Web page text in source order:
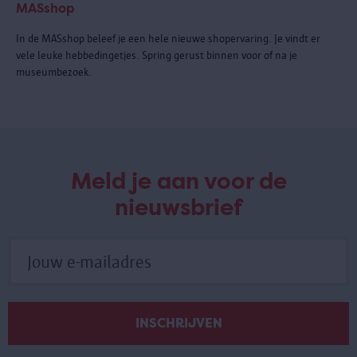
MASshop
In de MASshop beleef je een hele nieuwe shopervaring. Je vindt er
vele leuke hebbedingetjes. Spring gerust binnen voor of na je
museumbezoek.
Meld je aan voor de
nieuwsbrief